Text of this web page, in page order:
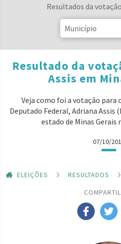
Resultados da
Resultado da
Assis em
Veja como foi a votação para
Deputado Federal, Adriana Assis
estado de Minas Gerais
07/10/
ELEIÇÕES RESULTADOS